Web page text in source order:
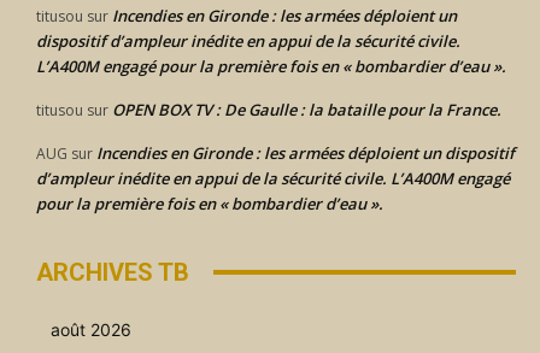
titusou sur Incendies en Gironde : les armées déploient un
dispositif d’ampleur inédite en appui de la sécurité civile.
L’A400M engagé pour la première fois en « bombardier d’eau ».
titusou sur OPEN BOX TV : De Gaulle : la bataille pour la France.
AUG sur Incendies en Gironde : les armées déploient un dispositif
d’ampleur inédite en appui de la sécurité civile. L’A400M engagé
pour la première fois en « bombardier d’eau ».
ARCHIVES TB
août 2026